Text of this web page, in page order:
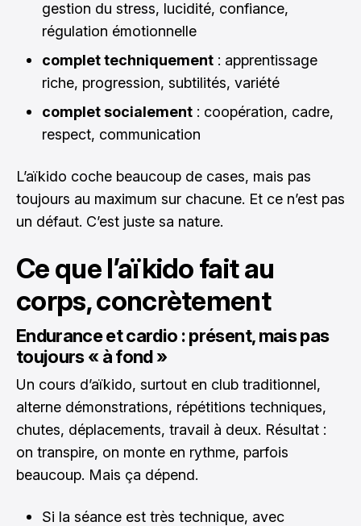
gestion du stress, lucidité, confiance,
régulation émotionnelle
complet techniquement : apprentissage
riche, progression, subtilités, variété
complet socialement : coopération, cadre,
respect, communication
L’aïkido coche beaucoup de cases, mais pas
toujours au maximum sur chacune. Et ce n’est pas
un défaut. C’est juste sa nature.
Ce que l’aïkido fait au
corps, concrètement
Endurance et cardio : présent, mais pas
toujours « à fond »
Un cours d’aïkido, surtout en club traditionnel,
alterne démonstrations, répétitions techniques,
chutes, déplacements, travail à deux. Résultat :
on transpire, on monte en rythme, parfois
beaucoup. Mais ça dépend.
Si la séance est très technique, avec